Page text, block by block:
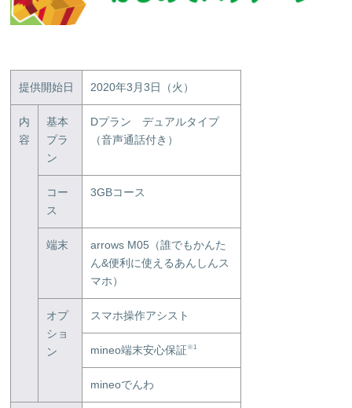
提供開始日 2020年3月3日（火）
内
容
基本
プラ
ン
Dプラン デュアルタイプ
（音声通話付き）
コー
ス
3GBコース
端末
arrows M05（誰でもかんた
ん&便利に使えるあんしんス
マホ）
オプ
ショ
ン
スマホ操作アシスト
mineo端末安心保証※1
mineoでんわ